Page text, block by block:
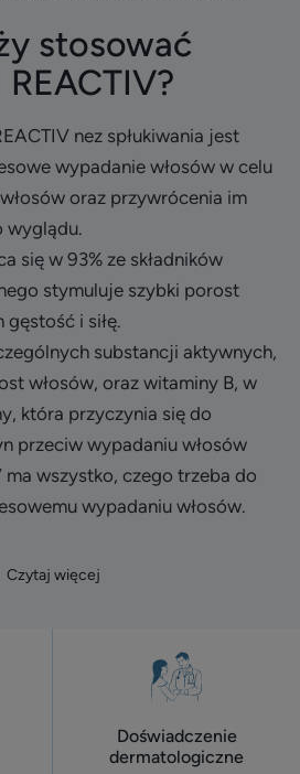
stosować
nez spłukiwania jest
wypadanie włosów w celu
oraz przywrócenia im
wyglądu.
się w 93% ze składników
stymuluje szybki porost
gęstość i siłę.
substancji aktywnych,
włosów, oraz witaminy B, w
która przyczynia się do
przeciw wypadaniu włosów
ma wszystko, czego trzeba do
wypadaniu włosów.
Czytaj więcej
Doświadczenie
dermatologiczne